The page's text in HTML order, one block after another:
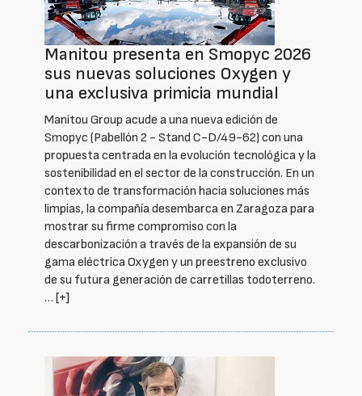
Manitou presenta en Smopyc 2026
sus nuevas soluciones Oxygen y
una exclusiva primicia mundial
Manitou Group acude a una nueva edición de
Smopyc (Pabellón 2 - Stand C-D/49-62) con una
propuesta centrada en la evolución tecnológica y la
sostenibilidad en el sector de la construcción. En un
contexto de transformación hacia soluciones más
limpias, la compañía desembarca en Zaragoza para
mostrar su firme compromiso con la
descarbonización a través de la expansión de su
gama eléctrica Oxygen y un preestreno exclusivo
de su futura generación de carretillas todoterreno.
… [+]